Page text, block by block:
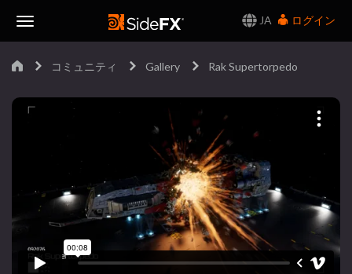
JA
ログイン
コミュニティ Gallery Rak Supertorpedo